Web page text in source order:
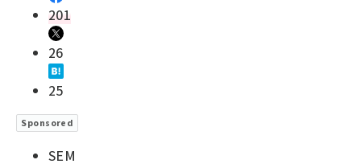
201
26
25
Sponsored
SEM